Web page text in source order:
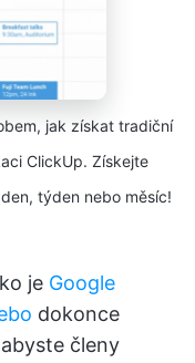
jak získat tradiční
ClickUp. Získejte
týden nebo měsíc!
je Google
dokonce
abyste členy